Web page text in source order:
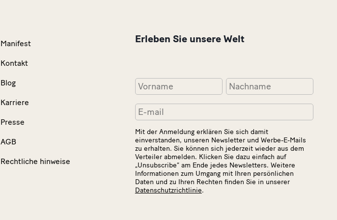
Manifest
Kontakt
Blog
Karriere
Presse
AGB
Rechtliche hinweise
Erleben Sie unsere Welt
Mit der Anmeldung erklären Sie sich damit
einverstanden, unseren Newsletter und Werbe-E-Mails
zu erhalten. Sie können sich jederzeit wieder aus dem
Verteiler abmelden. Klicken Sie dazu einfach auf
„Unsubscribe“ am Ende jedes Newsletters. Weitere
Informationen zum Umgang mit Ihren persönlichen
Daten und zu Ihren Rechten finden Sie in unserer
Datenschutzrichtlinie.